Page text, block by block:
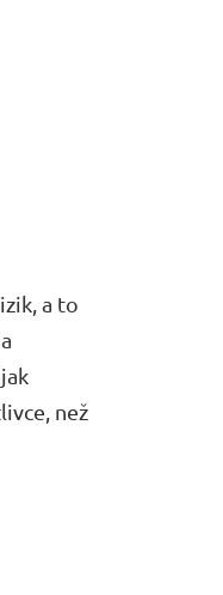
a to
než